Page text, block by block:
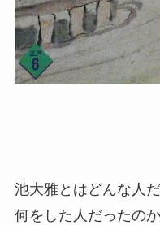
池大雅とはどんな人
何をした人だったの